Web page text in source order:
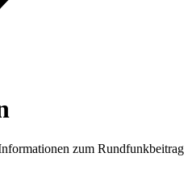
zum Rundfunkbeitrag